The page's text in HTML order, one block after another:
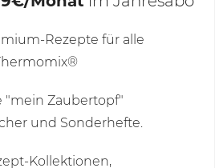
Rezepte für alle
"mein Zaubertopf"
und Sonderhefte.
Kollektionen,